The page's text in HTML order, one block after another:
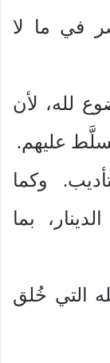
في ما لا
لله، لأن
عليهم.
وكما
بما
التي خُلق